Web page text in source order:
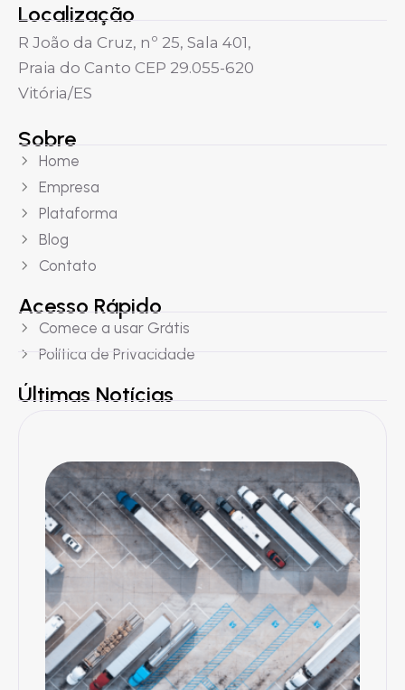
Localização
R João da Cruz, nº 25, Sala 401,
Praia do Canto CEP 29.055-620
Vitória/ES
Sobre
Home
Empresa
Plataforma
Blog
Contato
Acesso Rápido
Comece a usar Grátis
Política de Privacidade
Últimas Notícias